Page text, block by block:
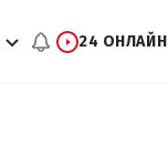
24 ОНЛАЙН